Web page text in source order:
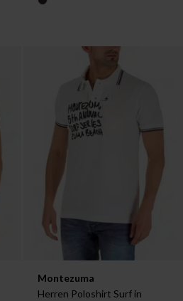
Verfügbar in:
Montezuma
Herren Poloshirt Surf in